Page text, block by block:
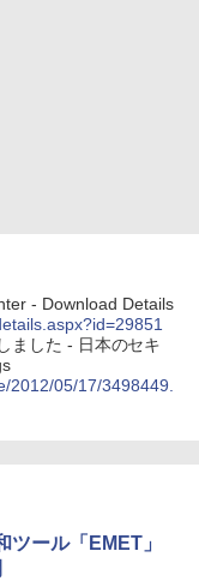
- Download Details
ました - 日本のセキ
2012/05/17/3498449.
ール「EMET」